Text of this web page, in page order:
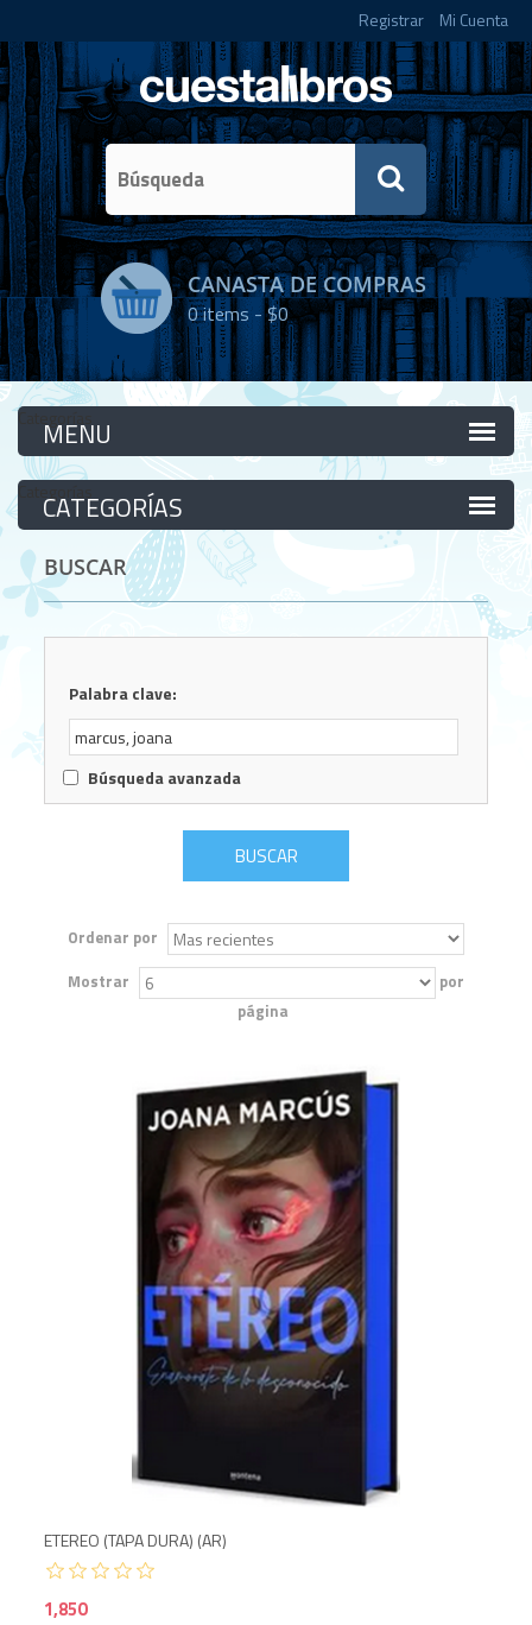
Registrar Mi Cuenta
CANASTA DE COMPRAS
0items -$0
Categorías
Categorías
BUSCAR
Palabra clave:
Búsqueda avanzada
Ordenar por
Mostrar
por
página
ETEREO (TAPA DURA) (AR)
1,850